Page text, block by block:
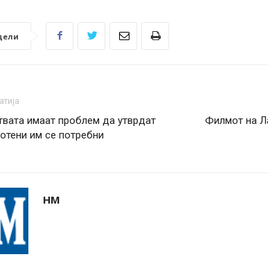
имаат проблем да утврдат
им се потребни
Филмот на
НМ